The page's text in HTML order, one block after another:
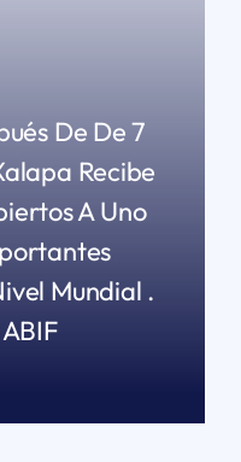
De De 7
Recibe
A Uno
Mundial .